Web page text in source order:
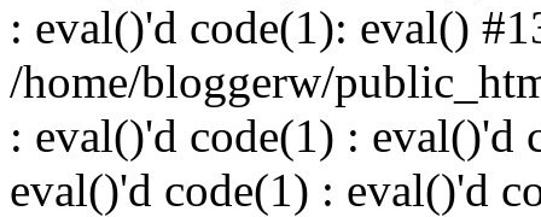
: eval()'d code(1): eval()
/home/bloggerw/
: eval()'d code(1) : eval()'d
eval()'d code(1) : eval()'d